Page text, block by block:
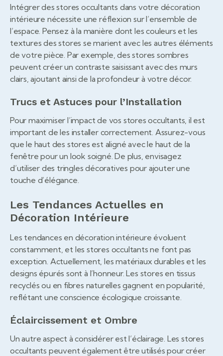
Intégrer des stores occultants dans votre décoration
intérieure nécessite une réflexion sur l’ensemble de
l’espace. Pensez à la manière dont les couleurs et les
textures des stores se marient avec les autres éléments
de votre pièce. Par exemple, des stores sombres
peuvent créer un contraste saisissant avec des murs
clairs, ajoutant ainsi de la profondeur à votre décor.
Trucs et Astuces pour l’Installation
Pour maximiser l’impact de vos stores occultants, il est
important de les installer correctement. Assurez-vous
que le haut des stores est aligné avec le haut de la
fenêtre pour un look soigné. De plus, envisagez
d’utiliser des tringles décoratives pour ajouter une
touche d’élégance.
Les Tendances Actuelles en
Décoration Intérieure
Les tendances en décoration intérieure évoluent
constamment, et les stores occultants ne font pas
exception. Actuellement, les matériaux durables et les
designs épurés sont à l’honneur. Les stores en tissus
recyclés ou en fibres naturelles gagnent en popularité,
reflétant une conscience écologique croissante.
Éclaircissement et Ombre
Un autre aspect à considérer est l’éclairage. Les stores
occultants peuvent également être utilisés pour créer